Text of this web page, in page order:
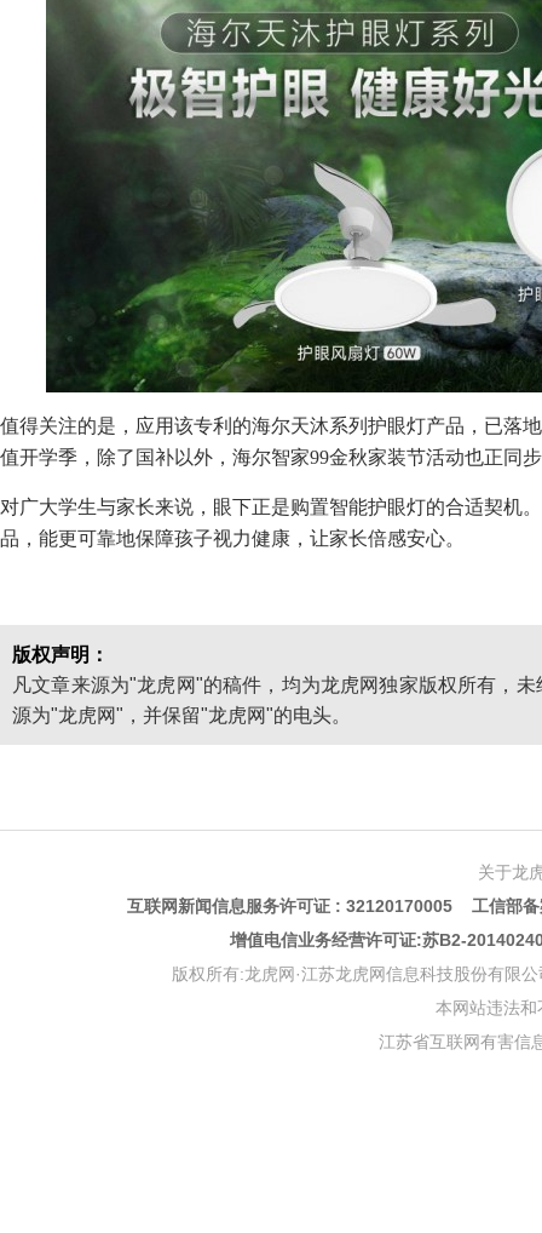
值得关注的是，应用该专利的海尔天沐系列护眼灯产品，已落
值开学季，除了国补以外，海尔智家99金秋家装节活动也正同
对广大学生与家长来说，眼下正是购置智能护眼灯的合适契机
品，能更可靠地保障孩子视力健康，让家长倍感安心。
版权声明：
凡文章来源为"龙虎网"的稿件，均为龙虎网独家版权所有，
源为"龙虎网"，并保留"龙虎网"的电头。
关于龙
互联网新闻信息服务许可证 : 32120170005 工信部
增值电信业务经营许可证:苏B2-
版权所有:龙虎网·江苏龙虎网信息科技股份有限
本网站违法
江苏省互联网有害